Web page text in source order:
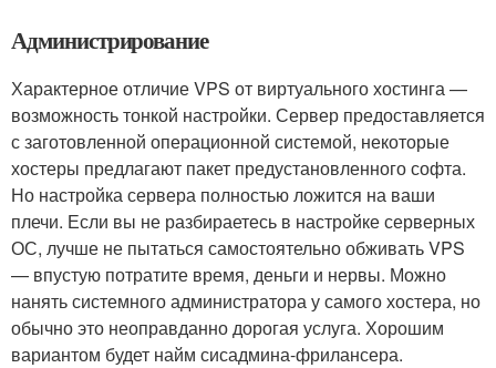
Администрирование
Характерное отличие VPS от виртуального хостинга —
возможность тонкой настройки. Сервер предоставляется
с заготовленной операционной системой, некоторые
хостеры предлагают пакет предустановленного софта.
Но настройка сервера полностью ложится на ваши
плечи. Если вы не разбираетесь в настройке серверных
ОС, лучше не пытаться самостоятельно обживать VPS
— впустую потратите время, деньги и нервы. Можно
нанять системного администратора у самого хостера, но
обычно это неоправданно дорогая услуга. Хорошим
вариантом будет найм сисадмина-фрилансера.